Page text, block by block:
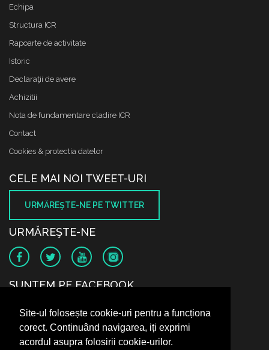
Site-ul folosește cookie-uri pentru a funcționa
corect. Continuând navigarea, iți exprimi
acordul asupra folosirii cookie-urilor.
Echipa
Structura ICR
Rapoarte de activitate
Istoric
Declaraţii de avere
Achizitii
Nota de fundamentare cladire ICR
Contact
Cookies & protectia datelor
CELE MAI NOI TWEET-URI
URMĂREŞTE-NE PE TWITTER
URMĂREŞTE-NE
SUNTEM PE FACEBOOK